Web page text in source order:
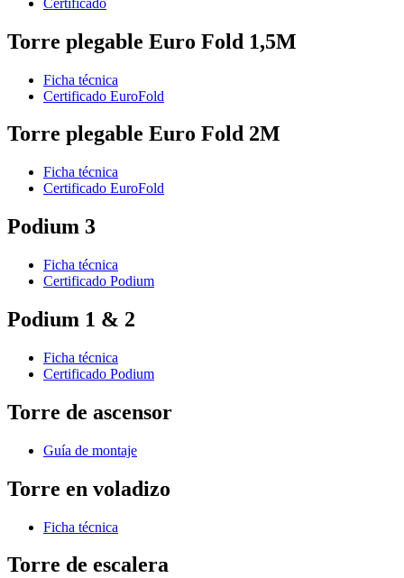
Torre plegable Euro Fold 1,5M
Ficha técnica
Certificado EuroFold
Torre plegable Euro Fold 2M
Ficha técnica
Certificado EuroFold
Podium 3
Ficha técnica
Certificado Podium
Podium 1 & 2
Ficha técnica
Certificado Podium
Torre de ascensor
Guía de montaje
Torre en voladizo
Ficha técnica
Torre de escalera